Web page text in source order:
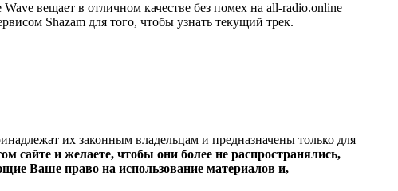
вещает в отличном качестве без помех на all-radio.online
Shazam для того, чтобы узнать текущий трек.
их законным владельцам и предназначены только для
сайте и желаете, чтобы они более не распространялись,
Ваше право на использование материалов и,